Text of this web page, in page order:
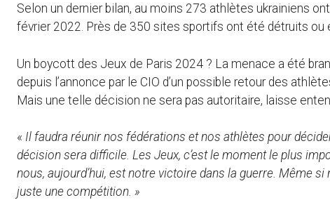
Selon un dernier bilan, au moins 273 athlètes ukrainiens
février 2022. Près de 350 sites sportifs ont été détruits ou
Un boycott des Jeux de Paris 2024 ? La menace a été
depuis l’annonce par le CIO d’un possible retour des
Mais une telle décision ne sera pas autoritaire, laisse
« Il faudra réunir nos fédérations et nos athlètes pour
décision sera difficile. Les Jeux, c’est le moment le plus
nous, aujourd’hui, est notre victoire dans la guerre. Même
juste une compétition. »